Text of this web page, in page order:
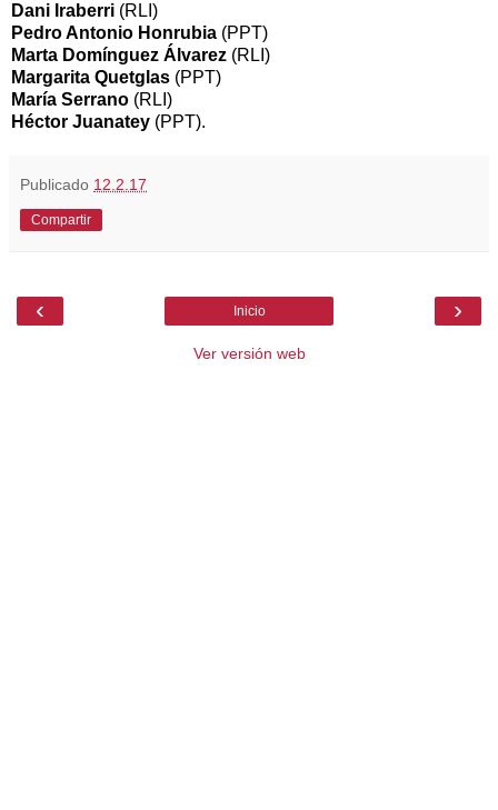
Dani Iraberri (RLI)
Pedro Antonio Honrubia (PPT)
Marta Domínguez Álvarez (RLI)
Margarita Quetglas (PPT)
María Serrano (RLI)
Héctor Juanatey (PPT).
Publicado 12.2.17
Compartir
‹ ›
Inicio
Ver versión web